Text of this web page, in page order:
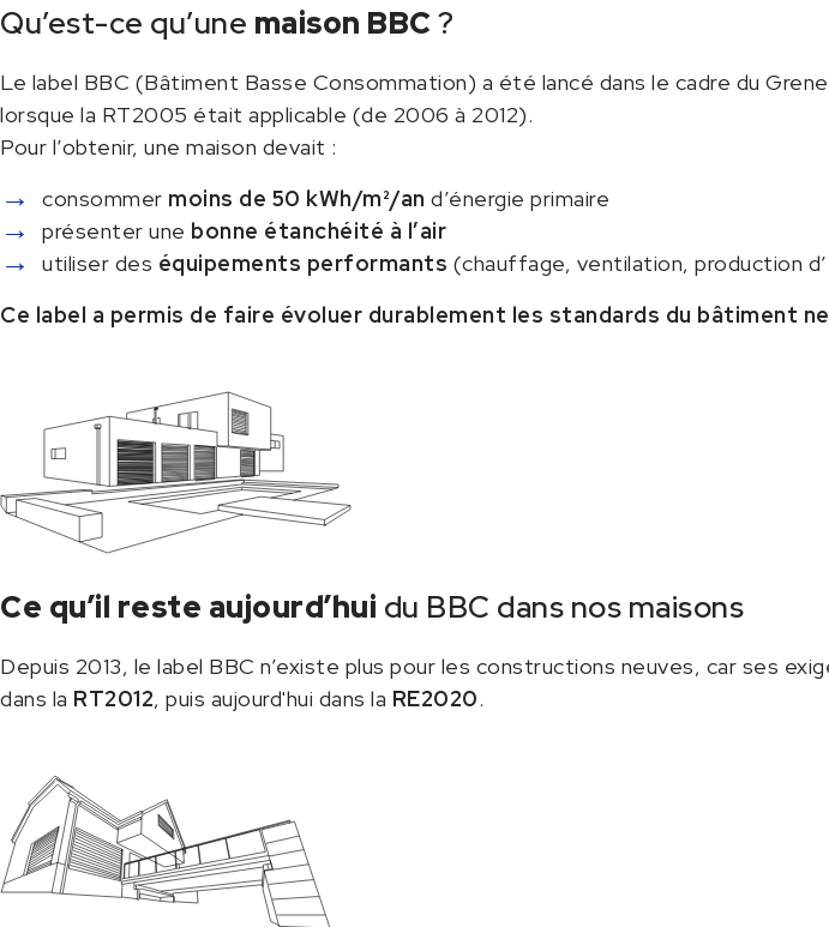
Qu’est-ce qu’une maison BBC?
Le label BBC (Bâtiment Basse Consommation) a été lancé dans le cadre du
lorsque la RT2005 était applicable (de 2006 à 2012).
Pour l’obtenir, une maison devait :
consommer moins de 50 kWh/m²/an d’énergie primaire
présenter une bonne étanchéité à l’air
utiliser des équipements performants (chauffage, ventilation, production
Ce label a permis de faire évoluer durablement les standards du bâtiment
Ce qu’il reste aujourd’hui du BBC dans nos maisons
Depuis 2013, le label BBC n’existe plus pour les constructions neuves, car ses
dans la RT2012, puis aujourd'hui dans la RE2020.